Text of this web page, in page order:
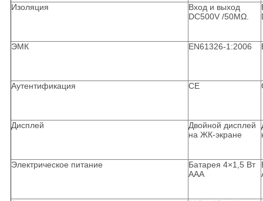
Изоляция
Вход и выход
DC500V /50MΩ.
ЭМК EN61326-1:2006
Аутентификация CE
Дисплей
Двойной дисплей
на ЖК-экране
Электрическое питание
Батарея 4×1,5 Вт
AAA